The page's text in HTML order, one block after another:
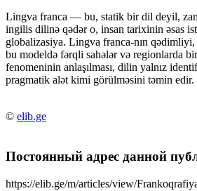
Lingva franca — bu, statik bir dil deyil,
ingilis dilinə qədər o, insan tarixinin əsas
globalizasiya. Lingva franca-nın
bu modeldə fərqli sahələr və regionlarda
fenomeninin anlaşılması, dilin yalnız
pragmatik alət kimi görülməsini təmin edir.
© elib.ge
Постоянный адрес данной
https://elib.ge/m/articles/view/